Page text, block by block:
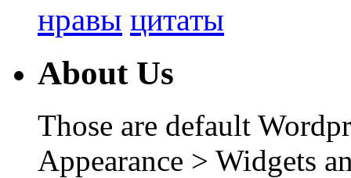
нравы цитаты
About Us
Those are default
Appearance > Widgets